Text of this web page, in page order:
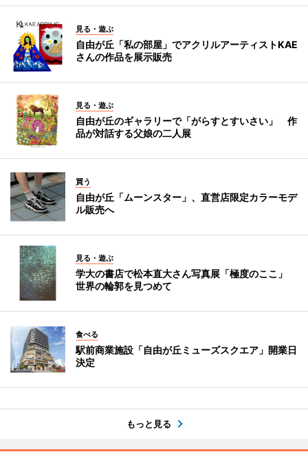
見る・遊ぶ
自由が丘「私の部屋」でアクリルアーティストKAE
さんの作品を展示販売
見る・遊ぶ
自由が丘のギャラリーで「がらすとすいさい」 作
品が対話する父娘の二人展
買う
自由が丘「ムーンスター」、直営店限定カラーモデ
ル販売へ
見る・遊ぶ
学大の書店で松本直大さん写真展「極度のここ」
世界の輪郭を見つめて
食べる
駅前商業施設「自由が丘ミューズスクエア」開業日
決定
もっと見る